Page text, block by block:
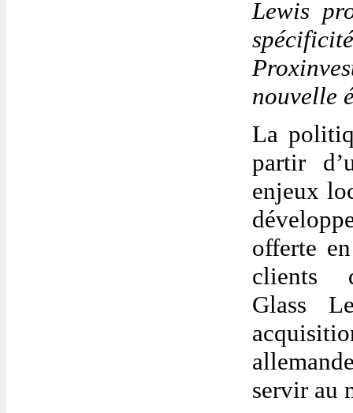
Lewis
nouvelle
La
partir
enjeux
offerte
clients
Glass
servir au